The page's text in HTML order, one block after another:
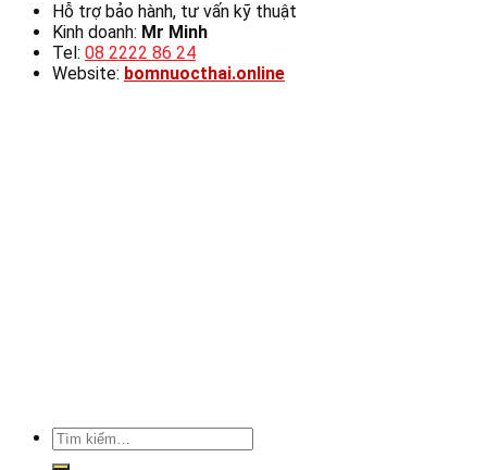
Hỗ trợ bảo hành, tư vấn kỹ thuật
Kinh doanh: Mr Minh
Tel: 08 2222 86 24
Website: bomnuocthai.online
Tìm
kiếm: